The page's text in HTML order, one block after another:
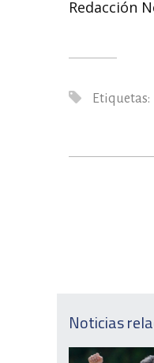
Redacción
Etiquetas:
Noticias